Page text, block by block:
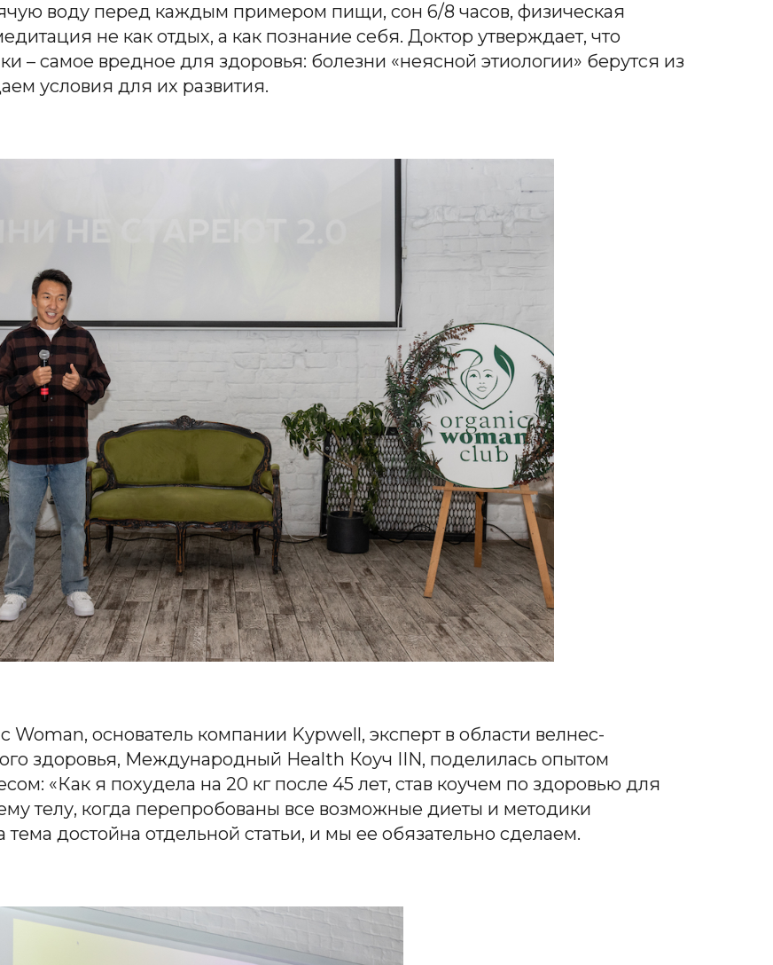
воду перед каждым примером пищи, сон 6/8 часов, физическая
не как отдых, а как познание себя. Доктор утверждает, что
– самое вредное для здоровья: болезни «неясной этиологии» берутся из
условия для их развития.
Woman, основатель компании Kypwell, эксперт в области велнес-
здоровья, Международный Health Коуч IIN, поделилась опытом
«Как я похудела на 20 кг после 45 лет, став коучем по здоровью для
телу, когда перепробованы все возможные диеты и методики
достойна отдельной статьи, и мы ее обязательно сделаем.